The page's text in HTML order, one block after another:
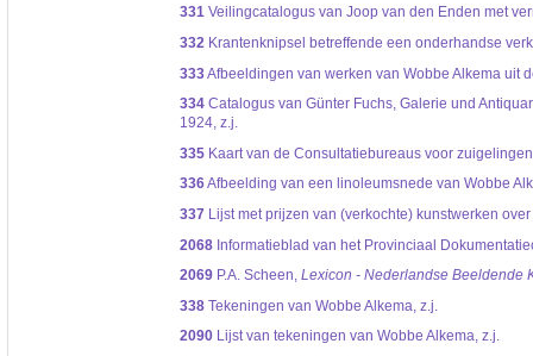
331Veilingcatalogus van Joop van den Enden met
332Krantenknipsel betreffende een onderhandse
333Afbeeldingen van werken van Wobbe Alkema uit
334Catalogus van Günter Fuchs, Galerie und
1924, z.j.
335Kaart van de Consultatiebureaus voor
336Afbeelding van een linoleumsnede van Wobbe
337Lijst met prijzen van (verkochte) kunstwerken
2068Informatieblad van het Provinciaal
2069P.A. Scheen, Lexicon - Nederlandse Beeldende
338Tekeningen van Wobbe Alkema, z.j.
2090Lijst van tekeningen van Wobbe Alkema, z.j.